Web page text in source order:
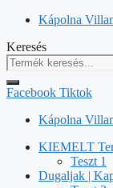
Kilépés
tartalomba
Kápolna
Keresés
Facebook Tiktok
Kápolna
KIEMELT
Teszt 1
Dugaljak |